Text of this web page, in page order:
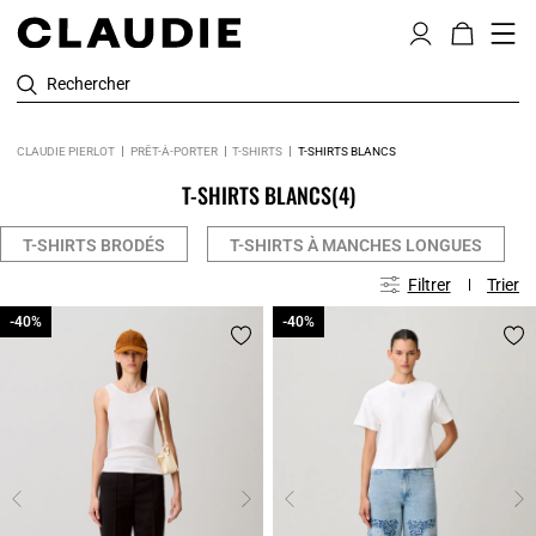
Rechercher
CLAUDIE PIERLOT PRÊT-À-PORTER T-SHIRTS T-SHIRTS BLANCS
T-SHIRTS BLANCS(4)
T-SHIRTS BRODÉS T-SHIRTS À MANCHES LONGUES
Filtrer Trier
-40%
-40% -40%
-40%